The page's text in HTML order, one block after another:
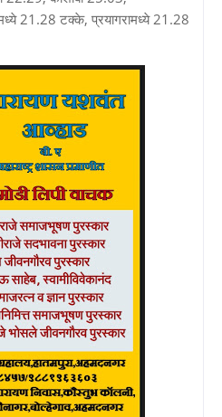
21.28 टक्के, प्रयागरामध्ये 21.28